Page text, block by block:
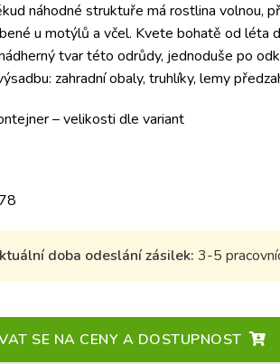
náhodné struktuře má rostlina volnou,
u motýlů a včel. Kvete bohatě od léta
tvar této odrůdy, jednoduše po
zahradní obaly, truhlíky, lemy
– velikosti dle variant
doba odeslání zásilek: 3-5
SE NA CENY A DOSTUPNOST